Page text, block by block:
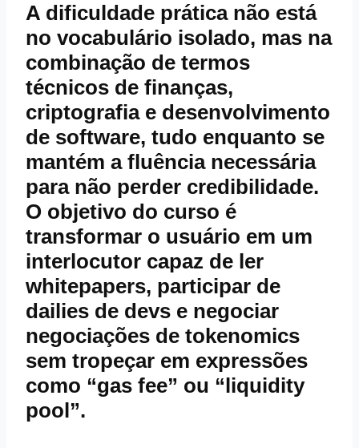
A dificuldade prática não está
no vocabulário isolado, mas na
combinação de termos
técnicos de finanças,
criptografia e desenvolvimento
de software, tudo enquanto se
mantém a fluência necessária
para não perder credibilidade.
O objetivo do curso é
transformar o usuário em um
interlocutor capaz de ler
whitepapers, participar de
dailies de devs e negociar
negociações de tokenomics
sem tropeçar em expressões
como “gas fee” ou “liquidity
pool”.